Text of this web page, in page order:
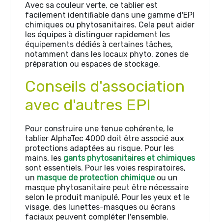
Avec sa couleur verte, ce tablier est
facilement identifiable dans une gamme d'EPI
chimiques ou phytosanitaires. Cela peut aider
les équipes à distinguer rapidement les
équipements dédiés à certaines tâches,
notamment dans les locaux phyto, zones de
préparation ou espaces de stockage.
Conseils d'association
avec d'autres EPI
Pour construire une tenue cohérente, le
tablier AlphaTec 4000 doit être associé aux
protections adaptées au risque. Pour les
mains, les gants phytosanitaires et chimiques
sont essentiels. Pour les voies respiratoires,
un masque de protection chimiqueou un
masque phytosanitaire peut être nécessaire
selon le produit manipulé. Pour les yeux et le
visage, des lunettes-masques ou écrans
faciaux peuvent compléter l'ensemble.